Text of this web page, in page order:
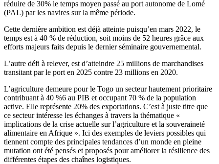
réduire de 30% le temps moyen passé au port autonome de Lomé
(PAL) par les navires sur la même période.
Cette dernière ambition est déjà atteinte puisqu’en mars 2022, le
temps est à 40 % de réduction, soit moins de 52 heures grâce aux
efforts majeurs faits depuis le dernier séminaire gouvernemental.
L’autre défi à relever, est d’atteindre 25 millions de marchandises
transitant par le port en 2025 contre 23 millions en 2020.
L’agriculture demeure pour le Togo un secteur hautement prioritaire
contribuant à 40 %6 au PIB et occupant 70 % de la population
active. Elle représente 20% des exportations. C’est à juste titre que
ce secteur intéresse les échanges à travers la thématique «
implications de la crise actuelle sur l’agriculture et la souveraineté
alimentaire en Afrique ». Ici des exemples de leviers possibles qui
tiennent compte des principales tendances d’un monde en pleine
mutation ont été pensés et proposés pour améliorer la résilience des
différentes étapes des chaînes logistiques.